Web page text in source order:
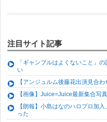
注目サイト記事
「ギャンブルはよくないこと」
い
【アンジュルム後藤花出演見合わ
【画像】Juice=Juice最新集
【朗報】小島はなのハロプロ加
った